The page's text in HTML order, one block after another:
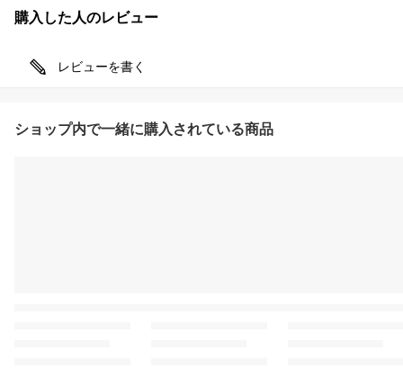
購入した人のレビュー
レビューを書く
ショップ内で一緒に購入されている商品